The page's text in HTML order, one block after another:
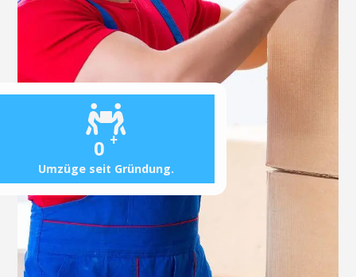
0 +
Umzüge seit Gründung.